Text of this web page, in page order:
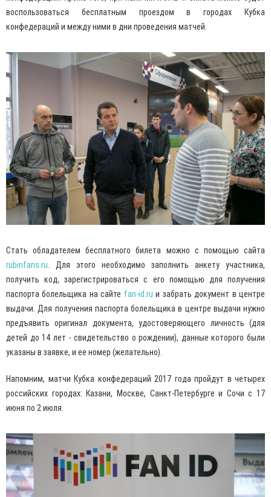
воспользоваться бесплатным проездом в городах Кубка
конфедераций и между ними в дни проведения матчей.
Стать обладателем бесплатного билета можно с помощью сайта
rubinfans.ru. Для этого необходимо заполнить анкету участника,
получить код, зарегистрироваться с его помощью для получения
паспорта болельщика на сайте fan-id.ru и забрать документ в центре
выдачи. Для получения паспорта болельщика в центре выдачи нужно
предъявить оригинал документа, удостоверяющего личность (для
детей до 14 лет - свидетельство о рождении), данные которого были
указаны в заявке, и ее номер (желательно).
Напомним, матчи Кубка конфедераций 2017 года пройдут в четырех
российских городах: Казани, Москве, Санкт-Петербурге и Сочи с 17
июня по 2 июля.